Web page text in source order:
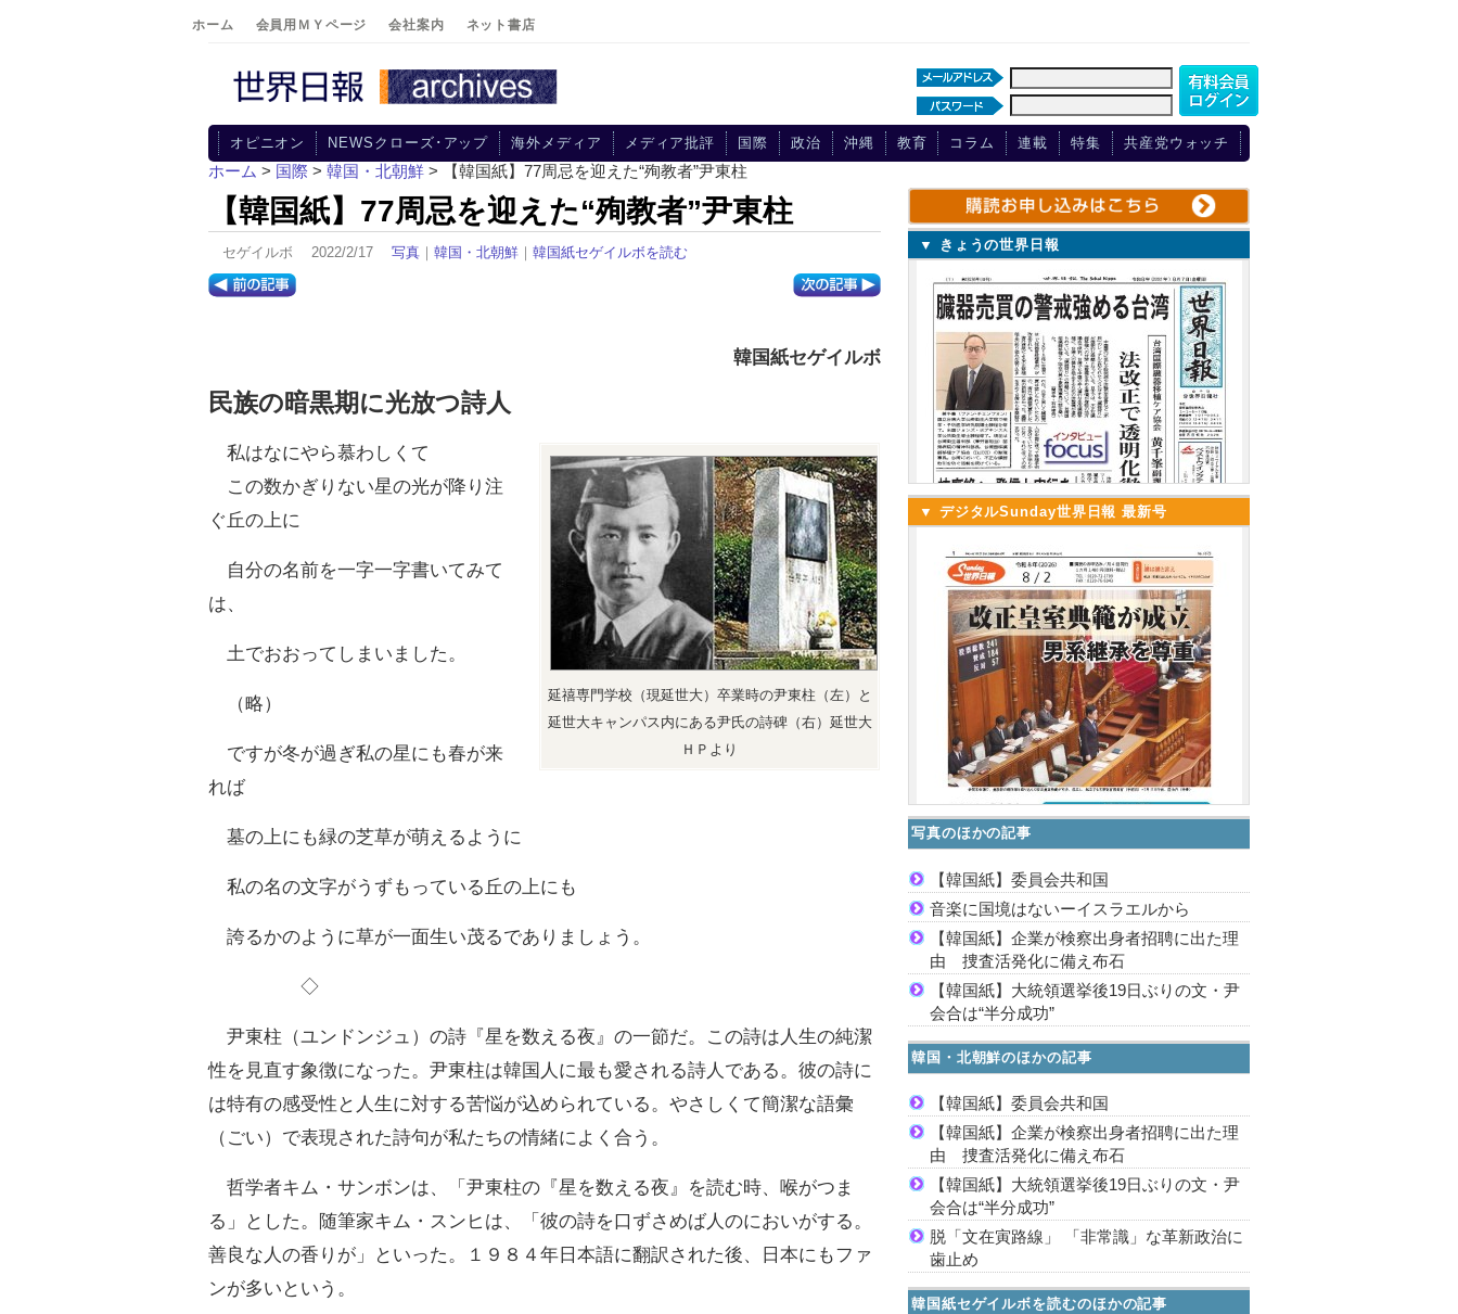
ホーム 会員用ＭＹページ 会社案内 ネット書店
オピニオン NEWSクローズ･アップ 海外メディア メディア批評 国際 政治 沖縄 教育 コラム 連載 特集 共産党ウォッチ
ホーム > 国際 > 韓国・北朝鮮 > 【韓国紙】77周忌を迎えた“殉教者”尹東柱
【韓国紙】77周忌を迎えた“殉教者”尹東柱
セゲイルボ 2022/2/17 写真 ｜ 韓国・北朝鮮 ｜ 韓国紙セゲイルボを読む
韓国紙セゲイルボ
民族の暗黒期に光放つ詩人
延禧専門学校（現延世大）卒業時の尹東柱（左）と
延世大キャンパス内にある尹氏の詩碑（右）延世大
ＨＰより
私はなにやら慕わしくて
この数かぎりない星の光が降り注
ぐ丘の上に
自分の名前を一字一字書いてみて
は、
土でおおってしまいました。
（略）
ですが冬が過ぎ私の星にも春が来
れば
墓の上にも緑の芝草が萌えるように
私の名の文字がうずもっている丘の上にも
誇るかのように草が一面生い茂るでありましょう。
◇
尹東柱（ユンドンジュ）の詩『星を数える夜』の一節だ。この詩は人生の純潔
性を見直す象徴になった。尹東柱は韓国人に最も愛される詩人である。彼の詩に
は特有の感受性と人生に対する苦悩が込められている。やさしくて簡潔な語彙
（ごい）で表現された詩句が私たちの情緒によく合う。
哲学者キム・サンボンは、「尹東柱の『星を数える夜』を読む時、喉がつま
る」とした。随筆家キム・スンヒは、「彼の詩を口ずさめば人のにおいがする。
善良な人の香りが」といった。１９８４年日本語に翻訳された後、日本にもファ
ンが多いという。
▼ きょうの世界日報
▼ デジタルSunday世界日報 最新号
写真のほかの記事
【韓国紙】委員会共和国
音楽に国境はないーイスラエルから
【韓国紙】企業が検察出身者招聘に出た理
由 捜査活発化に備え布石
【韓国紙】大統領選挙後19日ぶりの文・尹
会合は“半分成功”
韓国・北朝鮮のほかの記事
【韓国紙】委員会共和国
【韓国紙】企業が検察出身者招聘に出た理
由 捜査活発化に備え布石
【韓国紙】大統領選挙後19日ぶりの文・尹
会合は“半分成功”
脱「文在寅路線」 「非常識」な革新政治に
歯止め
韓国紙セゲイルボを読むのほかの記事